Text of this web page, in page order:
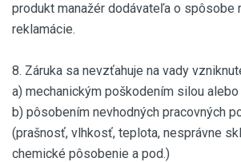
produkt manažér dodávateľa o spôsobe
reklamácie.
8. Záruka sa nevzťahuje na vady
a) mechanickým poškodením silou alebo
b) pôsobením nevhodných pracovných
(prašnosť, vlhkosť, teplota, nesprávne
chemické pôsobenie a pod.)